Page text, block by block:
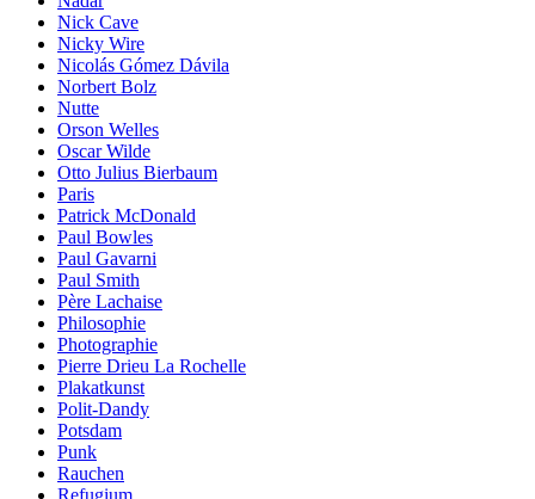
Nick Cave
Nicky Wire
Nicolás Gómez Dávila
Norbert Bolz
Nutte
Orson Welles
Oscar Wilde
Otto Julius Bierbaum
Paris
Patrick McDonald
Paul Bowles
Paul Gavarni
Paul Smith
Père Lachaise
Philosophie
Photographie
Pierre Drieu La Rochelle
Plakatkunst
Polit-Dandy
Potsdam
Punk
Rauchen
Refugium